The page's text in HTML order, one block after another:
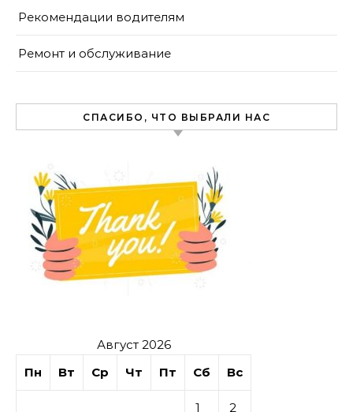
Рекомендации водителям
Ремонт и обслуживание
СПАСИБО, ЧТО ВЫБРАЛИ НАС
Август 2026
Пн
Вт Ср Чт Пт Сб Вс
1 2